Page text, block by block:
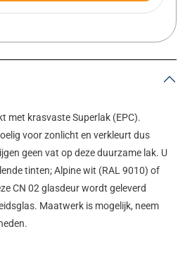
met krasvaste Superlak (EPC).
voor zonlicht en verkleurt dus
geen vat op deze duurzame lak. U
tinten; Alpine wit (RAL 9010) of
CN 02 glasdeur wordt geleverd
Maatwerk is mogelijk, neem